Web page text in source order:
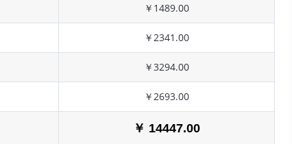
￥1489.00
￥2341.00
￥3294.00
￥2693.00
￥ 14447.00